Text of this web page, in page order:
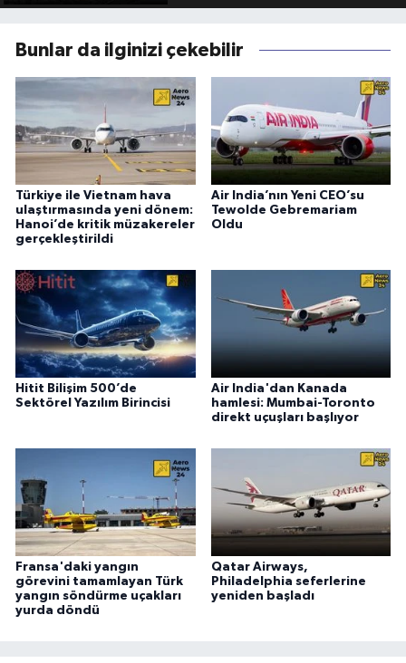
Bunlar da ilginizi çekebilir
Türkiye ile Vietnam hava
ulaştırmasında yeni dönem:
Hanoi’de kritik müzakereler
gerçekleştirildi
Air India’nın Yeni CEO’su
Tewolde Gebremariam
Oldu
Hitit Bilişim 500’de
Sektörel Yazılım Birincisi
Air India'dan Kanada
hamlesi: Mumbai-Toronto
direkt uçuşları başlıyor
Fransa'daki yangın
görevini tamamlayan Türk
yangın söndürme uçakları
yurda döndü
Qatar Airways,
Philadelphia seferlerine
yeniden başladı